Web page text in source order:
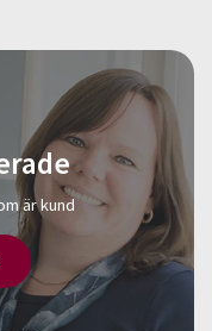
är kund